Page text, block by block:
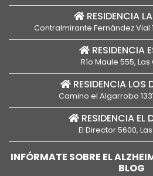
RESIDENCIA
Contralmirante Fernández Vial
RESIDENCIA
Río Maule 555,
RESIDENCIA LOS
Camino el Algarrobo
RESIDENCIA EL
El Director 5600,
INFÓRMATE SOBRE EL
BLOG